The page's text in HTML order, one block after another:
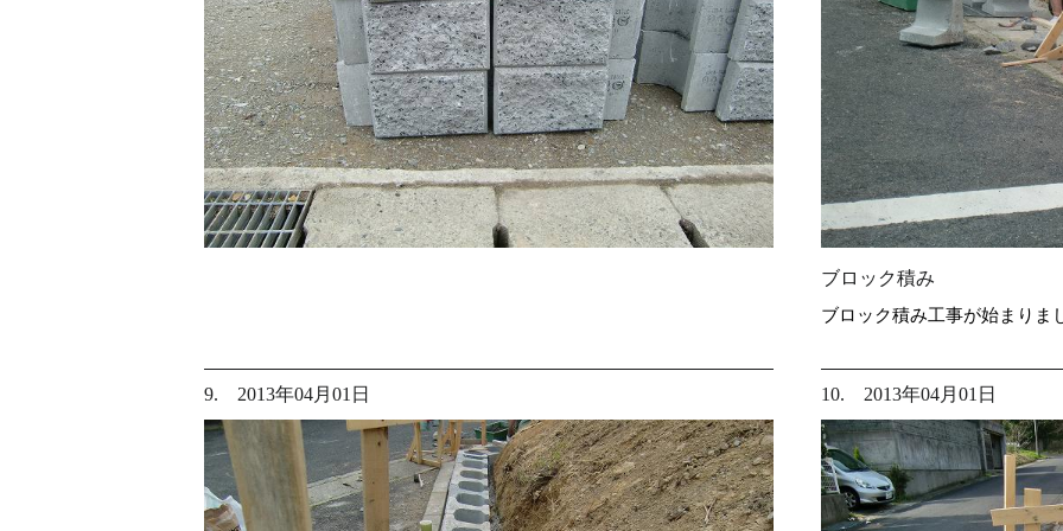
ブロック積み
ブロック積み工事が始まりま
9. 2013年04月01日 10. 2013年04月01日